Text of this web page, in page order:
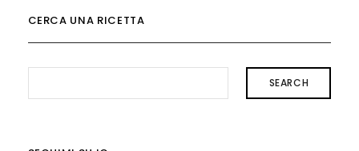
CERCA UNA RICETTA
SEARCH